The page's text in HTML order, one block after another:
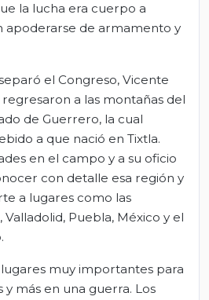
la lucha era cuerpo a
apoderarse de armamento y
el Congreso, Vicente
a las montañas del
de Guerrero, la cual
a que nació en Tixtla.
en el campo y a su oficio
con detalle esa región y
a lugares como las
Valladolid, Puebla, México y el
lugares muy importantes para
más en una guerra. Los